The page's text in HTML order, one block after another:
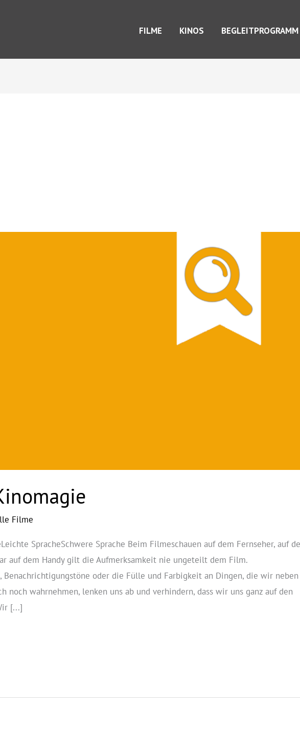
FILME KINOS BEGLEITPROGRAMM
Filme
SpracheSchwere Sprache Beim Filmeschauen auf dem Fernseher, auf
auf dem Handy gilt die Aufmerksamkeit nie ungeteilt dem Film.
Benachrichtigungstöne oder die Fülle und Farbigkeit an Dingen, die wir neben
noch wahrnehmen, lenken uns ab und verhindern, dass wir uns ganz auf den
[...]